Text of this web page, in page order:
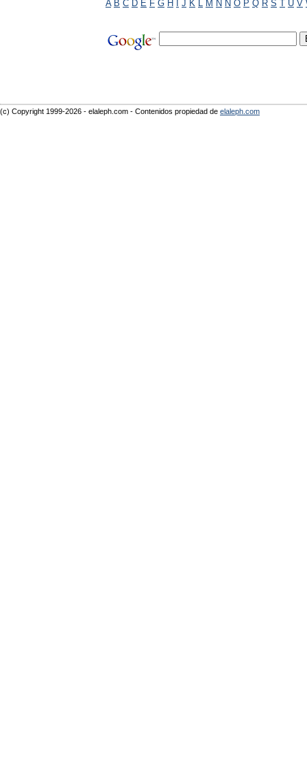
A B C D E F G H I J K L M N Ñ O P Q R S T U V
(c) Copyright 1999-2026 - elaleph.com - Contenidos propiedad de elaleph.com